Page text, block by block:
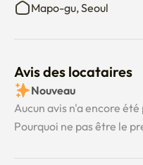
Mapo-gu, Seoul
Avis des locataires
Nouveau
Aucun avis n'a encore été
Pourquoi ne pas être le